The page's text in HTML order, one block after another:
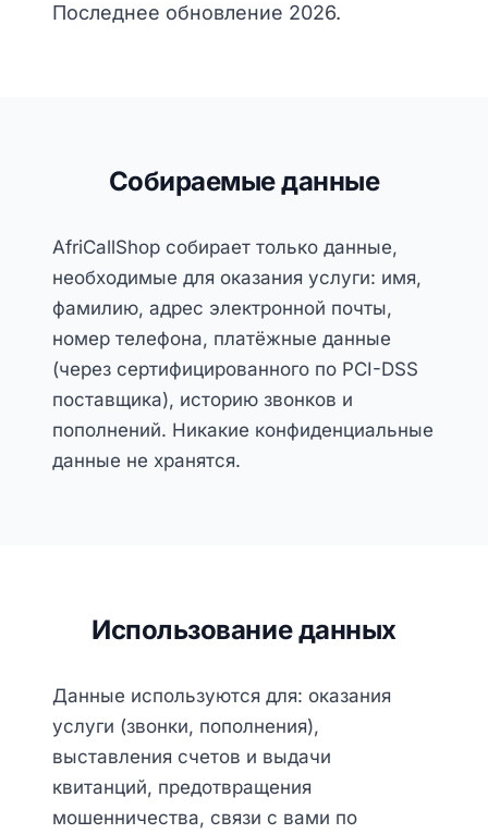
Последнее обновление 2026.
Собираемые данные
AfriCallShop собирает только данные,
необходимые для оказания услуги: имя,
фамилию, адрес электронной почты,
номер телефона, платёжные данные
(через сертифицированного по PCI-DSS
поставщика), историю звонков и
пополнений. Никакие конфиденциальные
данные не хранятся.
Использование данных
Данные используются для: оказания
услуги (звонки, пополнения),
выставления счетов и выдачи
квитанций, предотвращения
мошенничества, связи с вами по